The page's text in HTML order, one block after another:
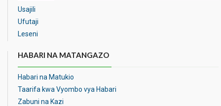
Usajili
Ufutaji
Leseni
HABARI NA MATANGAZO
Habari na Matukio
Taarifa kwa Vyombo vya Habari
Zabuni na Kazi